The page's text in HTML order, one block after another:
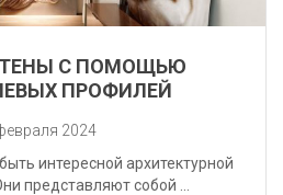
С ПОМОЩЬЮ
ПРОФИЛЕЙ
2024
интересной архитектурной
представляют собой ...